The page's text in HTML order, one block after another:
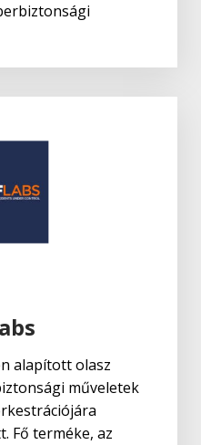
alapított olasz
műveletek
Fő terméke, az